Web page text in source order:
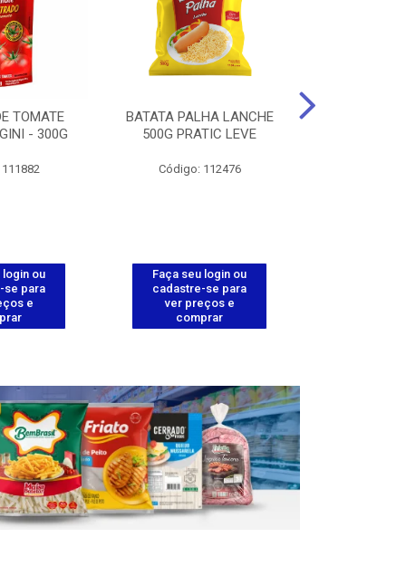
TOMATE
- 300G
login ou
se para
e
BATATA PALHA LANCHE
500G PRATIC LEVE
Código: 112476
Faça seu login ou
cadastre-se para
ver preços e
comprar